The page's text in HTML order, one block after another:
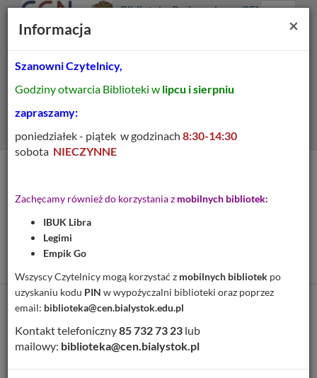
główne
główna
Prolib
główna
Biblioteka Pedagogiczna CEN
Menu
treści kształcenia w
średniej szkole
ogólnokształcącej
Cytuj
Dodaj na Twoją półkę
×
Informacja
Szanowni Czytelnicy,
Godziny otwarcia Biblioteki w lipcu i sierpniu
zapraszamy:
poniedziałek - piątek w godzinach 8:30-14:30
sobota NIECZYNNE
Zachęcamy również do korzystania z mobilnych bibliotek:
IBUK Libra
Legimi
Empik Go
Wszyscy Czytelnicy mogą korzystać z mobilnych bibliotek po
uzyskaniu kodu PIN w wypożyczalni biblioteki oraz poprzez
email: biblioteka@cen.bialystok.edu.pl
Kontakt telefoniczny85 732 73 23 lub
mailowy: biblioteka@cen.bialystok.pl